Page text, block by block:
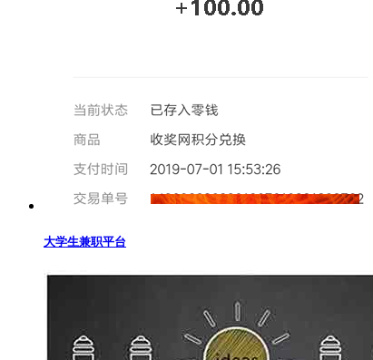
大学生兼职平台